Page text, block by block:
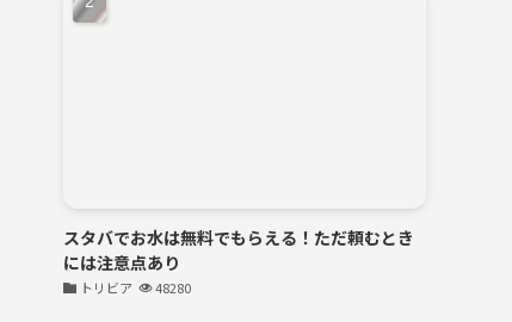
スタバでお水は無料でもらえる！ただ頼むとき
には注意点あり
トリビア 48280